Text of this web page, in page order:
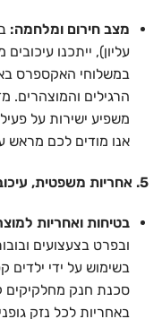
מצב חירום ומלחמה:
עליון), ייתכנו
במשלוחי האקספרס
הרגילים והמוצהרים.
משפיע ישירות על
אנו מודים לכם מראש
5. אחריות משפטית, עיכובים ובטיחות השימוש
בטיחות ואחריות
ובפרט בצעצועים
בשימוש על ידי ילדים
סכנת חנק מחלקיקים
באחריות לכל נזק